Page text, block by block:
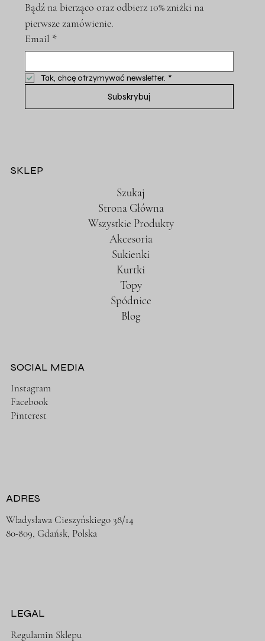
Bądź na bierząco oraz odbierz 10% zniżki na
pierwsze zamówienie.
Email *
Tak, chcę otrzymywać newsletter. *
Subskrybuj
SKLEP
Szukaj
Strona Główna
Wszystkie Produkty
Akcesoria
Sukienki
Kurtki
Topy
Spódnice
Blog
LEGAL
Regulamin Sklepu
ADRES
Władysława Cieszyńskiego 38/14
80-809, Gdańsk, Polska
SOCIAL MEDIA
Instagram
Facebook
Pinterest